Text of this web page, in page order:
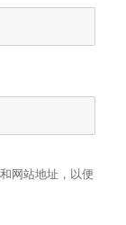
网站地址，以便